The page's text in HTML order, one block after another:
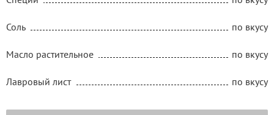
Соль по вкусу
Масло растительное по вкусу
Лавровый лист по вкусу